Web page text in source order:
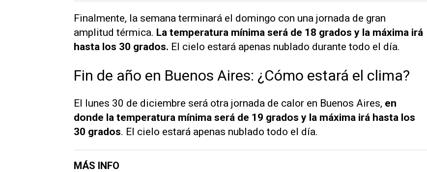
Finalmente, la semana terminará el domingo con una jornada de gran
amplitud térmica. La temperatura mínima será de 18 grados y la máxima irá
hasta los 30 grados. El cielo estará apenas nublado durante todo el día.
Fin de año en Buenos Aires: ¿Cómo estará el clima?
El lunes 30 de diciembre será otra jornada de calor en Buenos Aires, en
donde la temperatura mínima será de 19 grados y la máxima irá hasta los
30 grados. El cielo estará apenas nublado todo el día.
MÁS INFO